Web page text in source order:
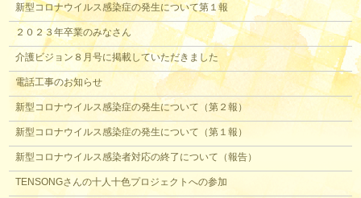
新型コロナウイルス感染症の発生について第１報
２０２３年卒業のみなさん
介護ビジョン８月号に掲載していただきました
電話工事のお知らせ
新型コロナウイルス感染症の発生について（第２報）
新型コロナウイルス感染症の発生について（第１報）
新型コロナウイルス感染者対応の終了について（報告）
TENSONGさんの十人十色プロジェクトへの参加